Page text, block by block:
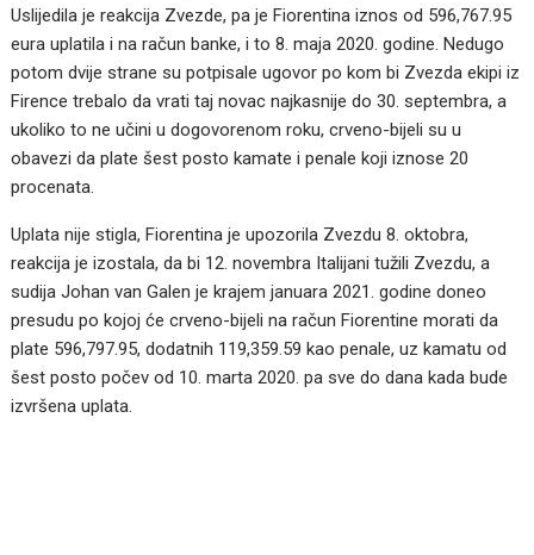
Uslijedila je reakcija Zvezde, pa je Fiorentina iznos od 596,767.95
eura uplatila i na račun banke, i to 8. maja 2020. godine. Nedugo
potom dvije strane su potpisale ugovor po kom bi Zvezda ekipi iz
Firence trebalo da vrati taj novac najkasnije do 30. septembra, a
ukoliko to ne učini u dogovorenom roku, crveno-bijeli su u
obavezi da plate šest posto kamate i penale koji iznose 20
procenata.
Uplata nije stigla, Fiorentina je upozorila Zvezdu 8. oktobra,
reakcija je izostala, da bi 12. novembra Italijani tužili Zvezdu, a
sudija Johan van Galen je krajem januara 2021. godine doneo
presudu po kojoj će crveno-bijeli na račun Fiorentine morati da
plate 596,797.95, dodatnih 119,359.59 kao penale, uz kamatu od
šest posto počev od 10. marta 2020. pa sve do dana kada bude
izvršena uplata.